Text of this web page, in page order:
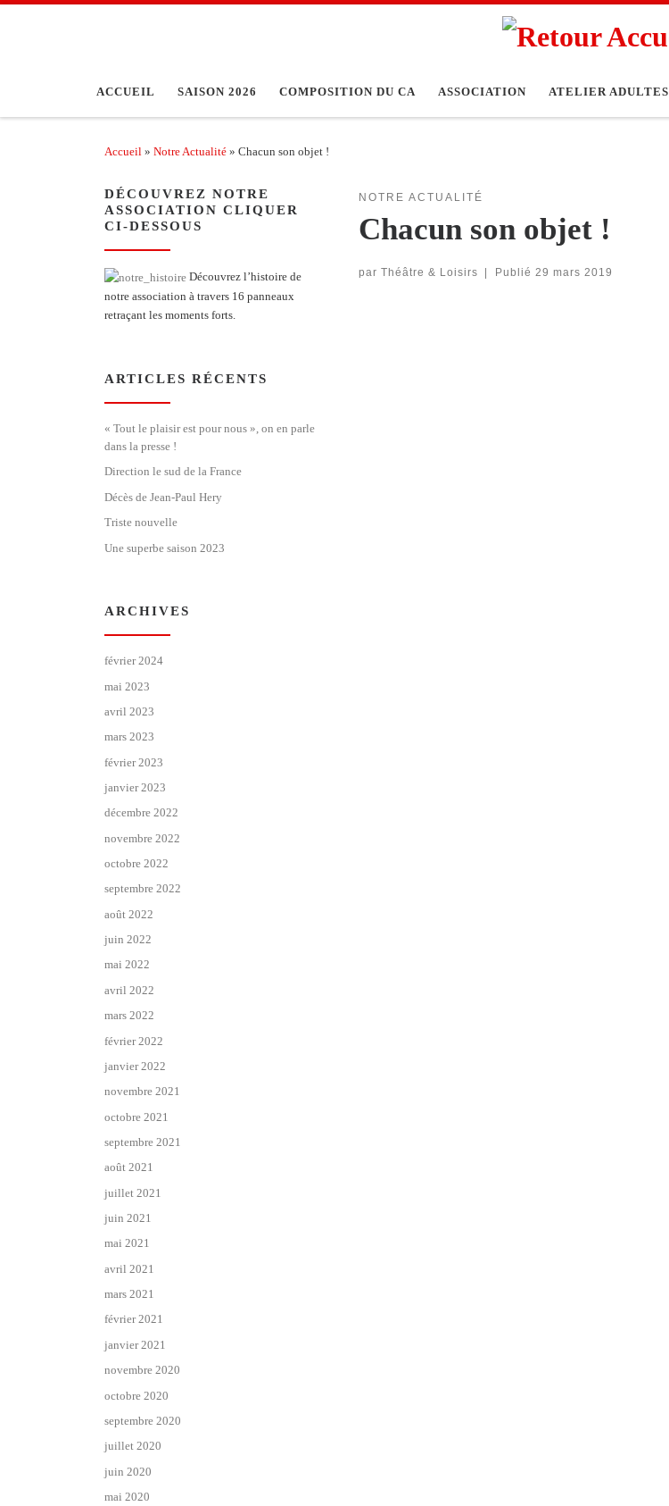
ACCUEIL SAISON 2026 COMPOSITION DU CA ASSOCIATION ATELIER ADULTES
Accueil » Notre Actualité » Chacun son objet !
NOTRE ACTUALITÉ
Chacun son objet !
par Théâtre & Loisirs | Publié 29 mars 2019
DÉCOUVREZ NOTRE
ASSOCIATION CLIQUER
CI-DESSOUS
Découvrez l’histoire de
notre association à travers 16 panneaux
retraçant les moments forts.
ARTICLES RÉCENTS
« Tout le plaisir est pour nous », on en parle
dans la presse !
Direction le sud de la France
Décès de Jean-Paul Hery
Triste nouvelle
Une superbe saison 2023
ARCHIVES
février 2024
mai 2023
avril 2023
mars 2023
février 2023
janvier 2023
décembre 2022
novembre 2022
octobre 2022
septembre 2022
août 2022
juin 2022
mai 2022
avril 2022
mars 2022
février 2022
janvier 2022
novembre 2021
octobre 2021
septembre 2021
août 2021
juillet 2021
juin 2021
mai 2021
avril 2021
mars 2021
février 2021
janvier 2021
novembre 2020
octobre 2020
septembre 2020
juillet 2020
juin 2020
mai 2020